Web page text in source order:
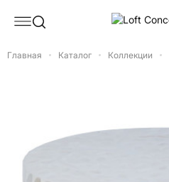
Главная Каталог Коллекции